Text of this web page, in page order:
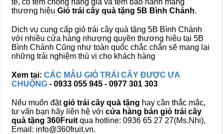
tế, có tem chống hàng giả và tem bảo hành mang
thương hiệu Giỏ trái cây quà tặng 5B Bình Chánh.
Dịch vụ cung cấp giỏ trái cây quà tặng 5B Bình Chánh
với nhiều cửa hàng nhượng quyền thương hiệu tại 5B
Bình Chánh Cũng như toàn quốc chắc chắn sẽ mang lại
những trải nghiệm thù vị cho khách hàng
Xem tại: CÁC MẪU GIỎ TRÁI CÂY ĐƯỢC ƯA
CHUỘNG - 0933 055 945 - 0977 301 303
Nếu muốn đặtgiỏ trái cây quà tặng hay cần thắc mắc,
tư vấn bạn hãy liên hệ với cửa hàng bán giỏ trái cây
quà tặng 360Fruit qua hotline: 0936 65 27 27(Ms.Nhi),
Email: info@360fruit.vn.